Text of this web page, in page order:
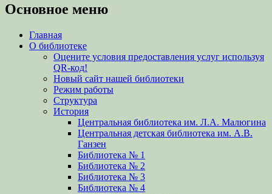
Основное меню
Перейти
содержимому
Главная
О библиотеке
Оцените условия предоставления услуг используя
QR-код!
Новый сайт нашей библиотеки
Режим работы
Структура
История
Центральная библиотека им. Л.А. Малюгина
Центральная детская библиотека им. А.В.
Ганзен
Библиотека № 1
Библиотека № 2
Библиотека № 3
Библиотека № 4